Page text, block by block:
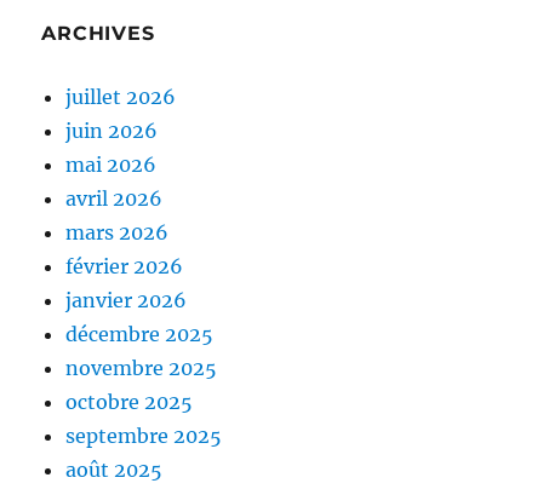
ARCHIVES
juillet 2026
juin 2026
mai 2026
avril 2026
mars 2026
février 2026
janvier 2026
décembre 2025
novembre 2025
octobre 2025
septembre 2025
août 2025